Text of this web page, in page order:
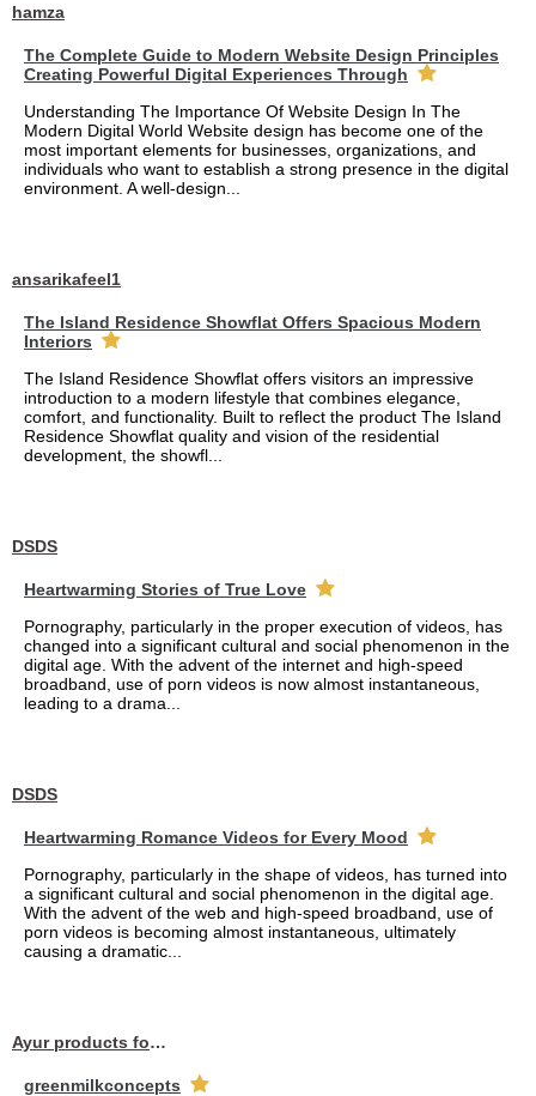
hamza
The Complete Guide to Modern Website Design Principles
Creating Powerful Digital Experiences Through
Understanding The Importance Of Website Design In The
Modern Digital World Website design has become one of the
most important elements for businesses, organizations, and
individuals who want to establish a strong presence in the digital
environment. A well-design...
ansarikafeel1
The Island Residence Showflat Offers Spacious Modern
Interiors
The Island Residence Showflat offers visitors an impressive
introduction to a modern lifestyle that combines elegance,
comfort, and functionality. Built to reflect the product The Island
Residence Showflat quality and vision of the residential
development, the showfl...
DSDS
Heartwarming Stories of True Love
Pornography, particularly in the proper execution of videos, has
changed into a significant cultural and social phenomenon in the
digital age. With the advent of the internet and high-speed
broadband, use of porn videos is now almost instantaneous,
leading to a drama...
DSDS
Heartwarming Romance Videos for Every Mood
Pornography, particularly in the shape of videos, has turned into
a significant cultural and social phenomenon in the digital age.
With the advent of the web and high-speed broadband, use of
porn videos is becoming almost instantaneous, ultimately
causing a dramatic...
Ayur products for hair
greenmilkconcepts